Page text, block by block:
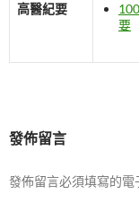
高醫紀要
要
發佈留言
發佈留言必須填寫的電